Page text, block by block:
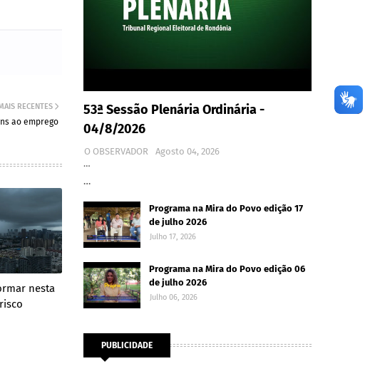
RECENTES
ao emprego
nesta
53ª Sessão Plenária Ordinária -
04/8/2026
O OBSERVADOR
Agosto 04, 2026
…
…
Programa na Mira do Povo edição 17
de julho 2026
Julho 17, 2026
Programa na Mira do Povo edição 06
de julho 2026
Julho 06, 2026
PUBLICIDADE